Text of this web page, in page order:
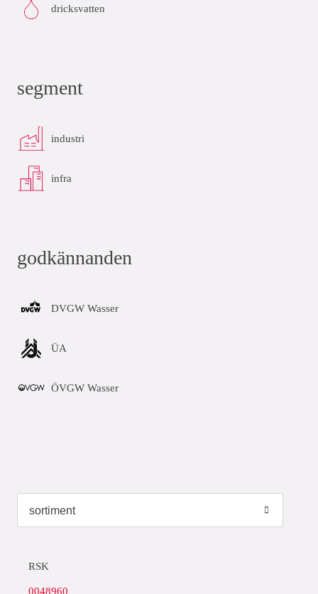
dricksvatten
segment
industri
infra
godkännanden
DVGW Wasser
ÜA
ÖVGW Wasser
RSK
0048960